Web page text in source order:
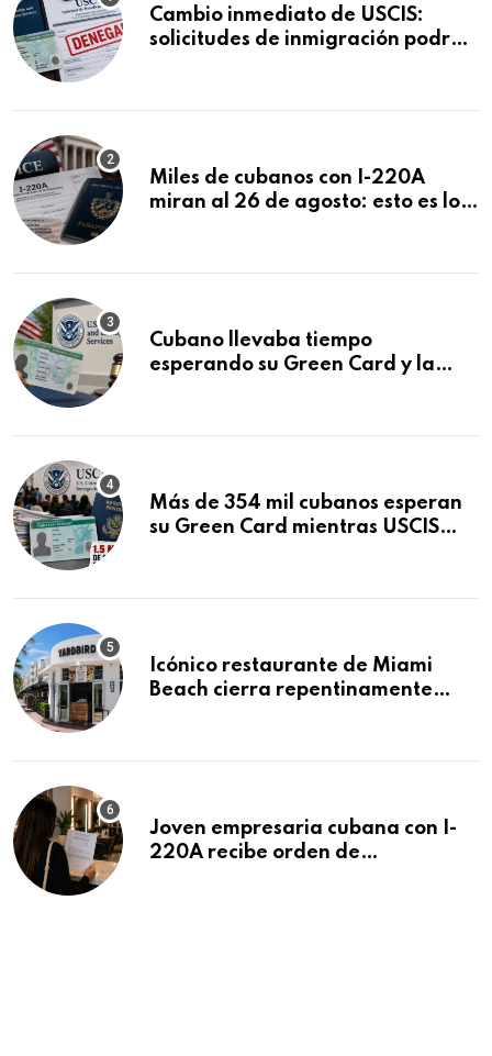
Cambio inmediato de USCIS:
solicitudes de inmigración podrán
Miles de cubanos con I-220A
miran al 26 de agosto: esto es lo
Cubano llevaba tiempo
esperando su Green Card y la
Más de 354 mil cubanos esperan
su Green Card mientras USCIS
Icónico restaurante de Miami
Beach cierra repentinamente
Joven empresaria cubana con I-
220A recibe orden de